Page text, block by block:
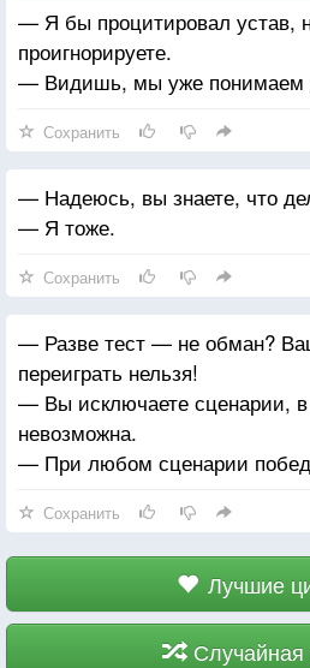
— Я бы процитировал устав,
проигнорируете.
— Видишь, мы уже понимаем
Сохранить
— Надеюсь, вы знаете, что
— Я тоже.
Сохранить
— Разве тест — не обман?
переиграть нельзя!
— Вы исключаете сценарии, в
невозможна.
— При любом сценарии
Сохранить
Лучшие
Случайная